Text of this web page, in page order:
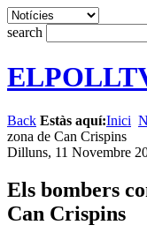
search
Back Estàs aquí:Inici
zona de Can Crispins
Dilluns, 11 Novembre
Els bombers
Can Crispins